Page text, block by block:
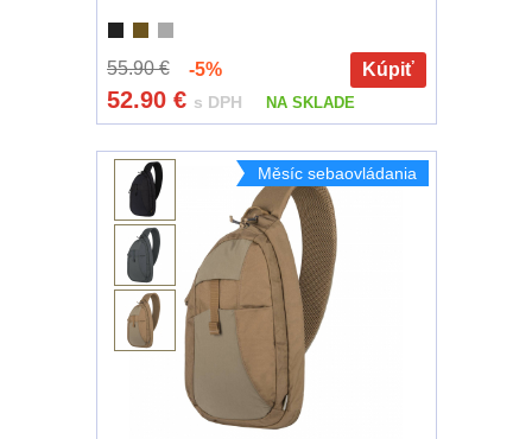
Nášivky105
Samonavíjecí
držáky1
Zámky1
Nepromokavý
potahy a vaky18
Adaptéry 33
55.90 €-5% Kúpiť
52.90 € s DPH NA SKLADE
Měsíc sebaovládania